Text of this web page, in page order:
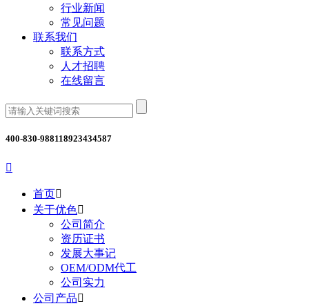
行业新闻
常见问题
联系我们
联系方式
人才招聘
在线留言
400-830-988118923434587

首页
关于优色
公司简介
资历证书
发展大事记
OEM/ODM代工
公司实力
公司产品